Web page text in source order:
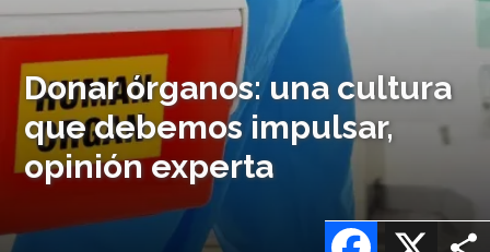
Donar órganos: una cultura
que debemos impulsar,
opinión experta
X
Facebook